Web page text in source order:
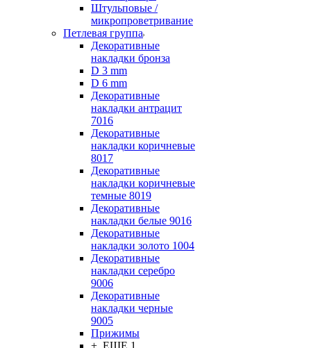
Штульповые /
микропроветривание
Петлевая группа
Декоративные
накладки бронза
D 3 mm
D 6 mm
Декоративные
накладки антрацит
7016
Декоративные
накладки коричневые
8017
Декоративные
накладки коричневые
темные 8019
Декоративные
накладки белые 9016
Декоративные
накладки золото 1004
Декоративные
накладки серебро
9006
Декоративные
накладки черные
9005
Прижимы
+ ЕЩЕ 1